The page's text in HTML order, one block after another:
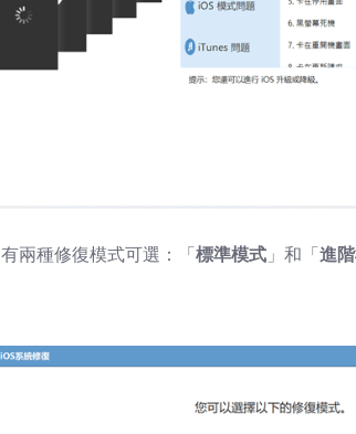
有兩種修復模式可選：「標準模式」和「進